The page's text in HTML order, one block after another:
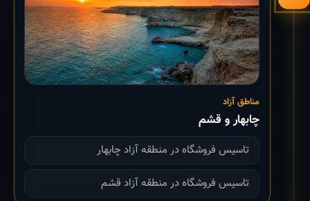
مناطق آزاد
چابهار و قشم
تاسیس فروشگاه در منطقه آزاد چابهار
تاسیس فروشگاه در منطقه آزاد قشم